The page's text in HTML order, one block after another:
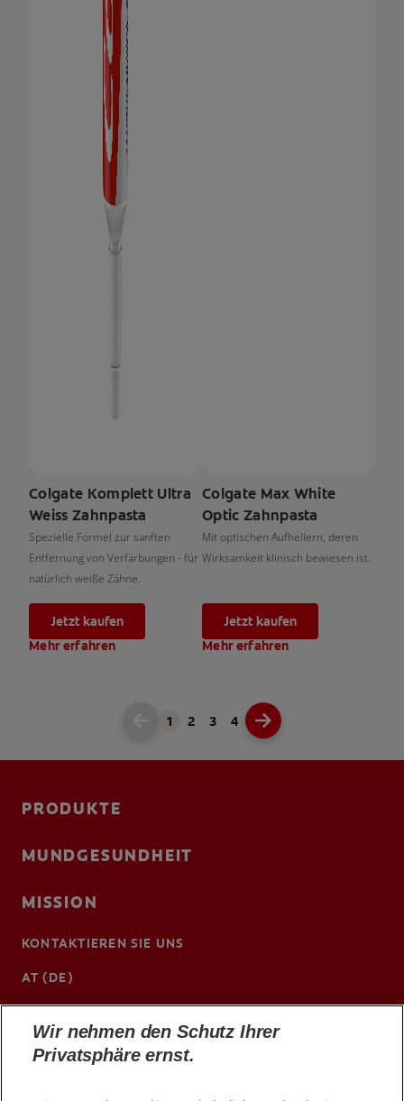
Colgate Komplett Ultra
Weiss Zahnpasta
Spezielle Formel zur sanften
Entfernung von Verfärbungen - für
natürlich weiße Zähne.
Jetzt kaufen
Mehr erfahren
Colgate Max White
Optic Zahnpasta
Mit optischen Aufhellern, deren
Wirksamkeit klinisch bewiesen ist.
Jetzt kaufen
Mehr erfahren
1 2 3 4
PRODUKTE
MUNDGESUNDHEIT
MISSION
KONTAKTIEREN SIE UNS
AT (DE)
Wir nehmen den Schutz Ihrer
Privatsphäre ernst.